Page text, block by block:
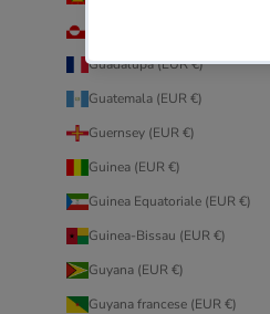
Guadalupa (EUR €)
Guatemala (EUR €)
Guernsey (EUR €)
Guinea (EUR €)
Guinea Equatoriale (EUR €)
Guinea-Bissau (EUR €)
Guyana (EUR €)
Guyana francese (EUR €)